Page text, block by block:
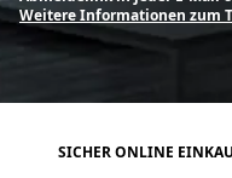
Weitere Informationen zum
SICHER ONLINE